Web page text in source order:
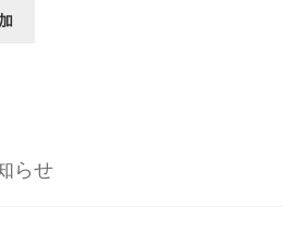
らせ